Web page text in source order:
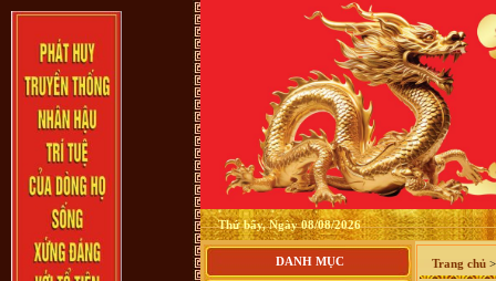
Thứ bẩy, Ngày 08/08/2026
DANH MỤC Trang chủ >